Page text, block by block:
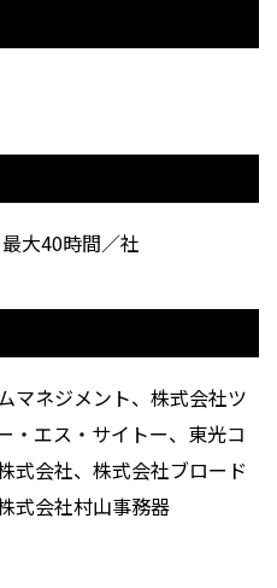
大40時間／社
マネジメント、株式会社ツ
・エス・サイトー、東光コ
式会社、株式会社ブロード
式会社村山事務器